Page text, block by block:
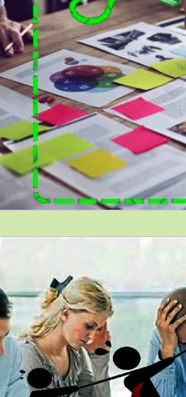
Estrategia Comercial
Gestión de Proyectos / Project
Liderazgo Logística
Temas Generales